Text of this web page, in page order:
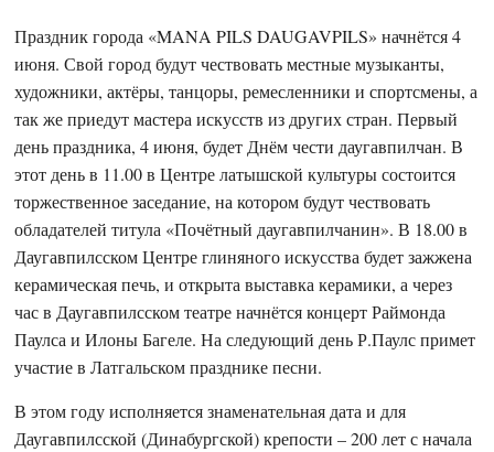
Праздник города «MANA PILS DAUGAVPILS» начнётся 4
июня. Свой город будут чествовать местные музыканты,
художники, актёры, танцоры, ремесленники и спортсмены, а
так же приедут мастера искусств из других стран. Первый
день праздника, 4 июня, будет Днём чести даугавпилчан. В
этот день в 11.00 в Центре латышской культуры состоится
торжественное заседание, на котором будут чествовать
обладателей титула «Почётный даугавпилчанин». В 18.00 в
Даугавпилсском Центре глиняного искусства будет зажжена
керамическая печь, и открыта выставка керамики, а через
час в Даугавпилсском театре начнётся концерт Раймонда
Паулса и Илоны Багеле. На следующий день Р.Паулс примет
участие в Латгальском празднике песни.
В этом году исполняется знаменательная дата и для
Даугавпилсской (Динабургской) крепости – 200 лет с начала